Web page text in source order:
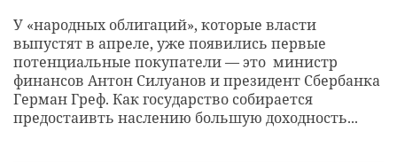
У «народных облигаций», которые власти
выпустят в апреле, уже появились первые
потенциальные покупатели — это министр
финансов Антон Силуанов и президент Сбербанка
Герман Греф. Как государство собирается
предостаивть наслению большую доходность...